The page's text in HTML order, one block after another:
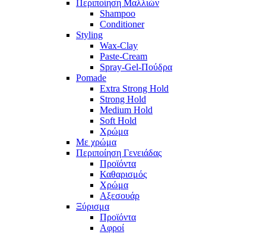
Περιποίηση Μαλλιών
Shampoo
Conditioner
Styling
Wax-Clay
Paste-Cream
Spray-Gel-Πούδρα
Pomade
Extra Strong Hold
Strong Hold
Medium Hold
Soft Hold
Χρώμα
Με χρώμα
Περιποίηση Γενειάδας
Προϊόντα
Καθαρισμός
Χρώμα
Αξεσουάρ
Ξύρισμα
Προϊόντα
Αφροί